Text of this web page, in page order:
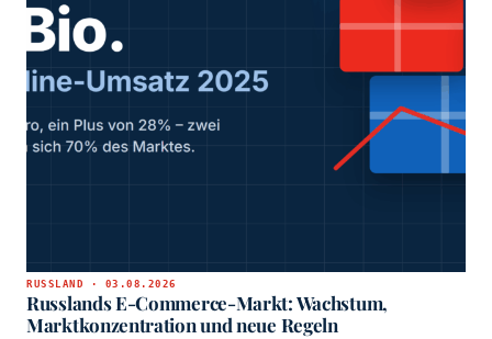
RUSSLAND · 03.08.2026
Russlands E-Commerce-Markt: Wachstum,
Marktkonzentration und neue Regeln